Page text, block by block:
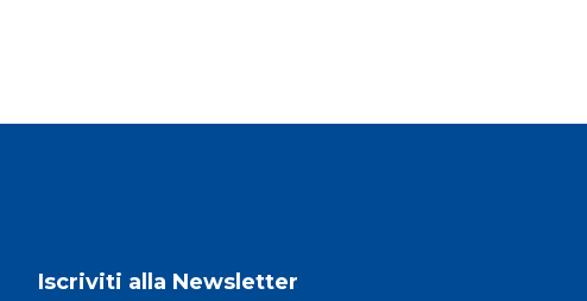
Iscriviti alla Newsletter